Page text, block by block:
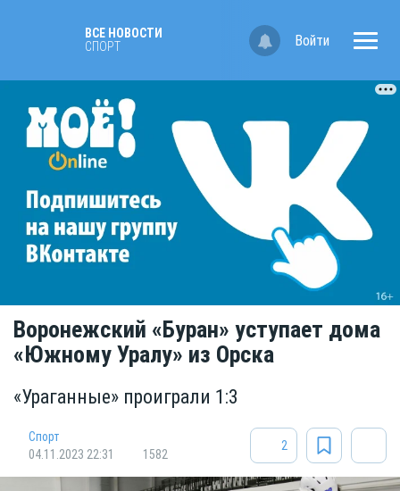
ВСЕ НОВОСТИ
СПОРТ
Войти
Воронежский «Буран» уступает дома
«Южному Уралу» из Орска
«Ураганные» проиграли 1:3
Спорт
04.11.2023 22:31
1582
2